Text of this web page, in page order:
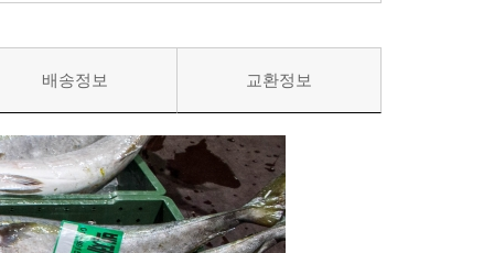
배송정보 교환정보